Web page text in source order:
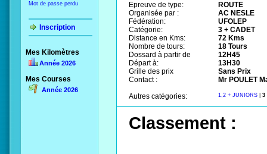
Mot de passe perdu
Inscription
Mes Kilomètres
Année 2026
Mes Courses
Année 2026
Epreuve de type:
ROUTE
Organisée par :
AC NESLE
Fédération:
UFOLEP
Catégorie:
3 + CADET
Distance en Kms:
72 Kms
Nombre de tours:
18 Tours
Dossard à partir de
12H45
Départ à:
13H30
Grille des prix
Sans Prix
Contact :
Mr POULET
Autres catégories:
1,2 + JUNIORS 3
Classement :